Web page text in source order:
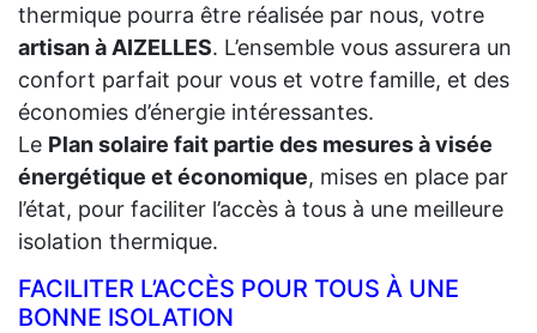
thermique pourra être réalisée par nous, votre
artisan à AIZELLES. L’ensemble vous assurera un
confort parfait pour vous et votre famille, et des
économies d’énergie intéressantes.
Le Plan solaire fait partie des mesures à visée
énergétique et économique, mises en place par
l’état, pour faciliter l’accès à tous à une meilleure
isolation thermique.
FACILITER L’ACCÈS POUR TOUS À UNE
BONNE ISOLATION